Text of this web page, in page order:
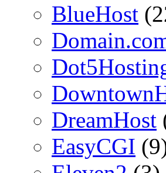
BlueHost
DreamHost
EasyCGI